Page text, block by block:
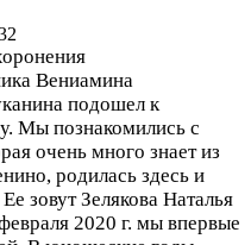
Вениамина
подошел к
Мы познакомились с
очень много знает из
родилась здесь и
зовут Зелякова Наталья
2020 г. мы впервые